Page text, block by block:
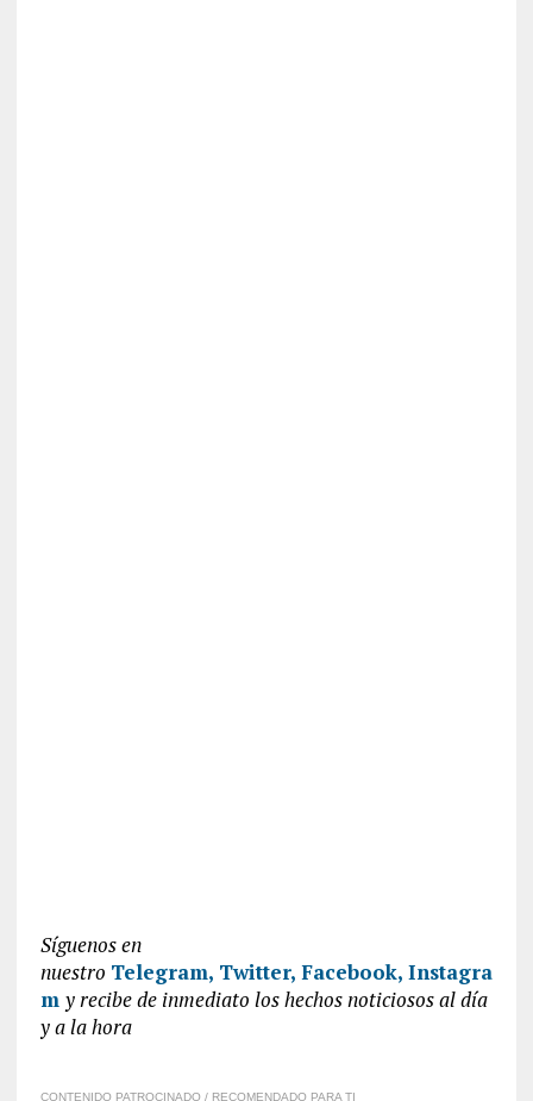
Síguenos en
nuestro Telegram, Twitter, Facebook, Instagra
m y recibe de inmediato los hechos noticiosos al día
y a la hora
CONTENIDO PATROCINADO / RECOMENDADO PARA TI